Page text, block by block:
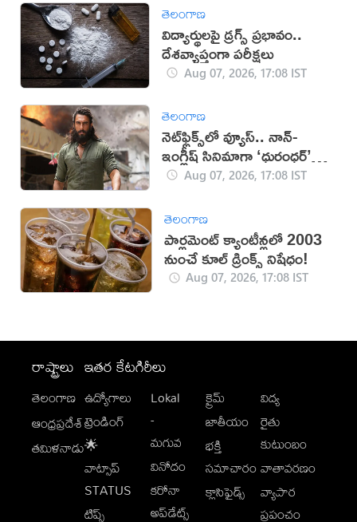
తెలంగాణ
విద్యార్థులపై డ్రగ్స్ ప్రభావం..
దేశవ్యాప్తంగా పరీక్షలు
Aug 07, 2026, 17:08 IST
తెలంగాణ
నెట్‌ఫ్లిక్స్‌లో వ్యూస్.. నాన్-
ఇంగ్లీష్ సినిమాగా ‘ధురంధర్’
రికార్డుAug 07, 2026, 17:08 IST
తెలంగాణ
పార్లమెంట్ క్యాంటీన్లలో 2003
నుంచే కూల్ డ్రింక్స్ నిషేధం!
Aug 07, 2026, 17:08 IST
రాష్ట్రాలు
తెలంగాణ
ఆంధ్రప్రదేశ్
తమిళనాడు
ఇతర కేటగిరీలు
ఉద్యోగాలు
ట్రెండింగ్
🌟
వాట్సాప్
STATUS
టిప్స్
Lokal
-
మగువ
వినోదం
కరోనా
అప్‌డేట్స్
క్రైమ్
జాతీయం
భక్తి
సమాచారం
క్లాసిఫైడ్స్
విద్య
రైతు
కుటుంబం
వాతావరణం
వ్యాపార
ప్రపంచం